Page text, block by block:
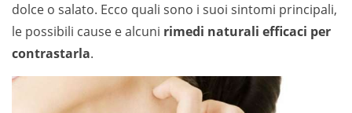
dolce o salato. Ecco quali sono i suoi sintomi principali,
le possibili cause e alcuni rimedi naturali efficaci per
contrastarla.